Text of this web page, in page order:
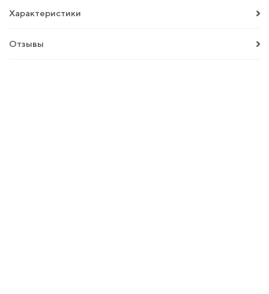
Характеристики
Отзывы